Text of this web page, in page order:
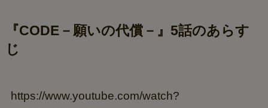
『CODE－願いの代償－』5話のあらす
じ
https://www.youtube.com/watch?